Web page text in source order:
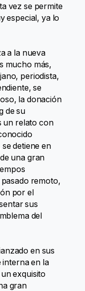
vez se permite
especial, ya lo
a la nueva
mucho más,
periodista,
se
la donación
de su
un relato con
detiene en
una gran
remoto,
por el
sus
del
en sus
interna en la
exquisito
gran